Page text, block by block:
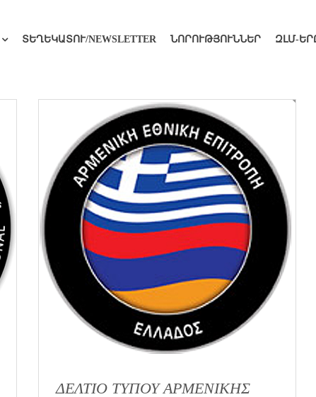
ՏԵՂԵԿԱՏՈՒ/NEWSLETTER ՆՈՐՈՒԹՅՈՒՆՆԵՐ ԶԼՄ-
ΔΕΛΤΙΟ ΤΥΠΟΥ ΑΡΜΕΝΙΚΗΣ